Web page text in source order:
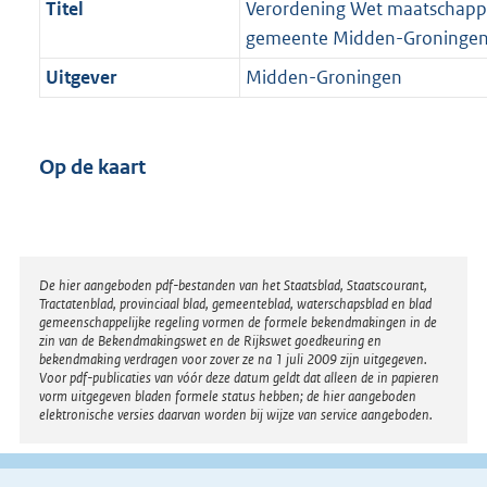
Titel
Verordening Wet
gemeente Midden-
Uitgever
Midden-Groningen
Op de kaart
Disclaimer
De hier aangeboden pdf-bestanden van het Staatsblad, Staatscourant,
Tractatenblad, provinciaal blad, gemeenteblad, waterschapsblad en blad
gemeenschappelijke regeling vormen de formele bekendmakingen in de
zin van de Bekendmakingswet en de Rijkswet goedkeuring en
bekendmaking verdragen voor zover ze na 1 juli 2009 zijn uitgegeven.
Voor pdf-publicaties van vóór deze datum geldt dat alleen de in papieren
vorm uitgegeven bladen formele status hebben; de hier aangeboden
elektronische versies daarvan worden bij wijze van service aangeboden.